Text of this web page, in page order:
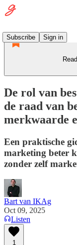
Subscribe
Sign in
De rol van
de raad van
merkwaarde
Een praktische
marketing beter
zonder zelf
Bart van IKAg
Oct 09, 2025
Listen
1